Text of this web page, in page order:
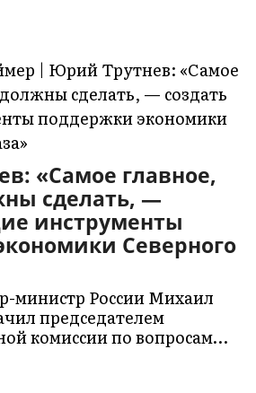
«Самое главное,
сделать, —
инструменты
Северного
министр России Михаил
председателем
комиссии по вопросам…